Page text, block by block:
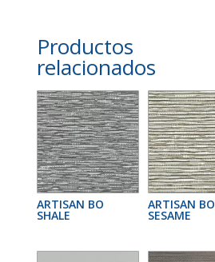
Productos
relacionados
ARTISAN BO
SHALE
ARTISAN BO
SESAME